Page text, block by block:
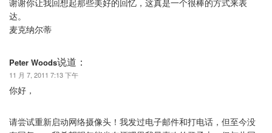
谢谢你让我回想起那些美好的回忆，这真是一个很棒的方式来表
达。
麦克纳尔蒂
Peter Woods说道：
11 月 7, 2011 7:13 下午
你好，
请尝试重新启动网络摄像头！我发过电子邮件和打电话，但至今没